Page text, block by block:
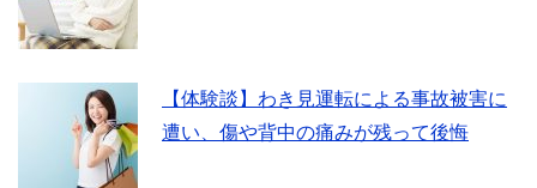
【体験談】わき見運転による事故被害に
遭い、傷や背中の痛みが残って後悔